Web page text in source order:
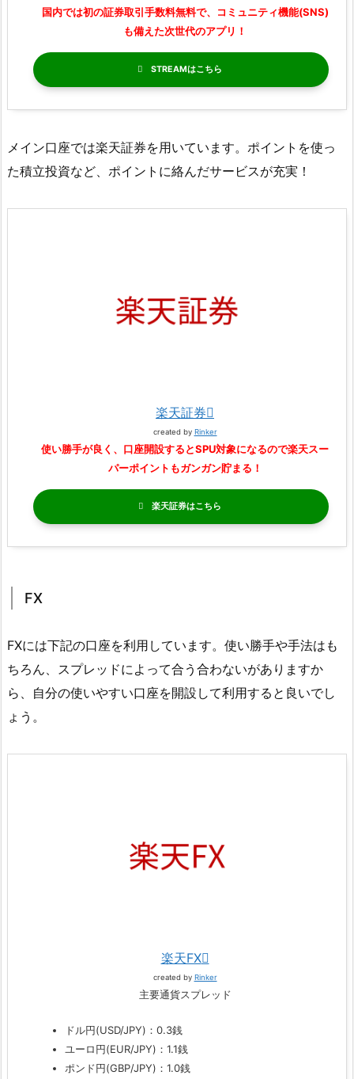
国内では初の証券取引手数料無料で、コミュニティ機能(SNS)
も備えた次世代のアプリ！
STREAM
メイン口座では楽天証券を用いています。ポイントを使っ
た積立投資など、ポイントに絡んだサービスが充実！
楽天証券
created by Rinker
使い勝手が良く、口座開設するとSPU対象になるので楽天スー
パーポイントもガンガン貯まる！
楽天証券
FX
FXには下記の口座を利用しています。使い勝手や手法はも
ちろん、スプレッドによって合う合わないがありますか
ら、自分の使いやすい口座を開設して利用すると良いでし
ょう。
楽天FX
created by Rinker
主要通貨スプレッド
ドル円(USD/JPY)：0.3銭
ユーロ円(EUR/JPY)：1.1銭
ポンド円(GBP/JPY)：1.0銭